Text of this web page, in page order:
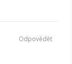
Odpovědět